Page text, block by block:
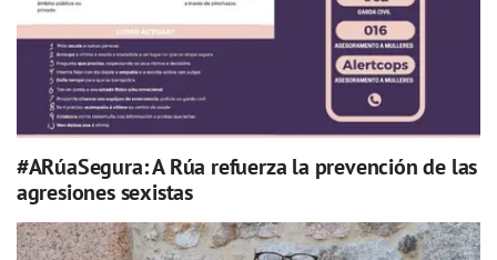
#ARúaSegura: A Rúa refuerza la prevención de las
agresiones sexistas